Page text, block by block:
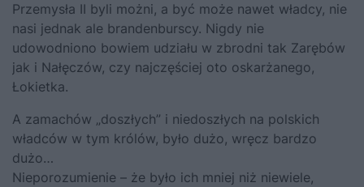
Przemysła II byli możni, a być może nawet władcy, nie
nasi jednak ale brandenburscy. Nigdy nie
udowodniono bowiem udziału w zbrodni tak Zarębów
jak i Nałęczów, czy najczęściej oto oskarżanego,
Łokietka.
A zamachów „doszłych” i niedoszłych na polskich
władców w tym królów, było dużo, wręcz bardzo
dużo…
Nieporozumienie – że było ich mniej niż niewiele,